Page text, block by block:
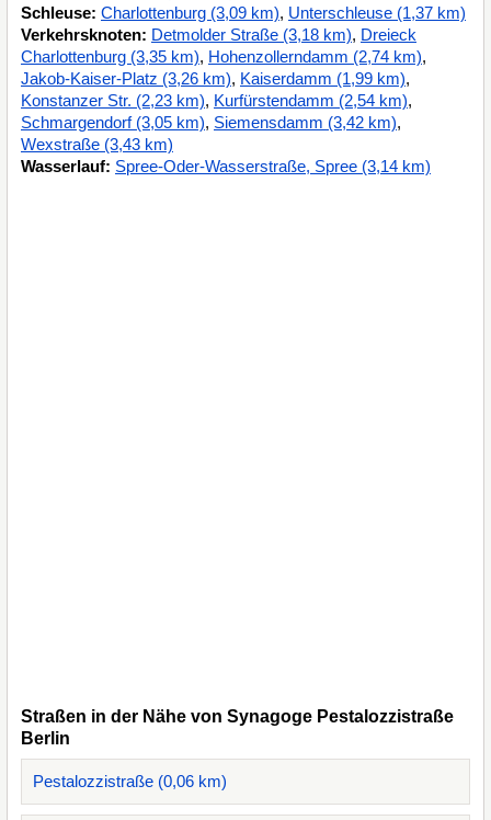
Schleuse: Charlottenburg (3,09 km), Unterschleuse (1,37 km)
Verkehrsknoten: Detmolder Straße (3,18 km), Dreieck
Charlottenburg (3,35 km), Hohenzollerndamm (2,74 km),
Jakob-Kaiser-Platz (3,26 km), Kaiserdamm (1,99 km),
Konstanzer Str. (2,23 km), Kurfürstendamm (2,54 km),
Schmargendorf (3,05 km), Siemensdamm (3,42 km),
Wexstraße (3,43 km)
Wasserlauf: Spree-Oder-Wasserstraße, Spree (3,14 km)
Straßen in der Nähe von Synagoge Pestalozzistraße
Berlin
Pestalozzistraße (0,06 km)